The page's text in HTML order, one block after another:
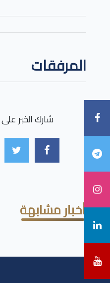
المرفقات
شارك الخبر
أخبار مشابهة